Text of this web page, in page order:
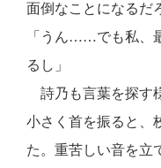
面倒なことになるだ
「うん……でも私、
るし」
詩乃も言葉を探す
小さく首を振ると、
た。重苦しい音を立